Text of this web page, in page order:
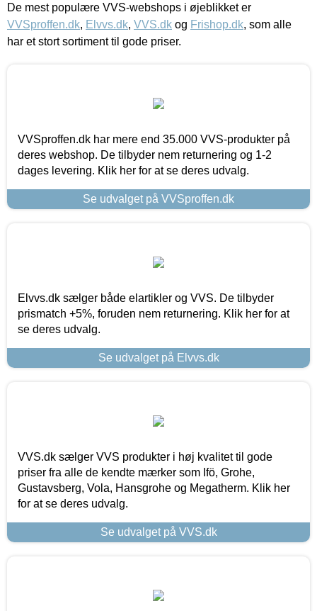
De mest populære VVS-webshops i øjeblikket er
VVSproffen.dk, Elvvs.dk, VVS.dk og Frishop.dk, som alle
har et stort sortiment til gode priser.
VVSproffen.dk har mere end 35.000 VVS-produkter på
deres webshop. De tilbyder nem returnering og 1-2
dages levering. Klik her for at se deres udvalg.
Se udvalget på VVSproffen.dk
Elvvs.dk sælger både elartikler og VVS. De tilbyder
prismatch +5%, foruden nem returnering. Klik her for at
se deres udvalg.
Se udvalget på Elvvs.dk
VVS.dk sælger VVS produkter i høj kvalitet til gode
priser fra alle de kendte mærker som Ifö, Grohe,
Gustavsberg, Vola, Hansgrohe og Megatherm. Klik her
for at se deres udvalg.
Se udvalget på VVS.dk